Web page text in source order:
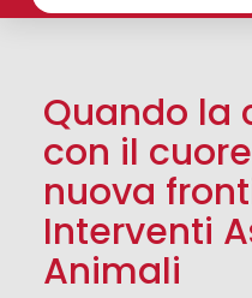
Quando la
con il
nuova
Interventi
Animali